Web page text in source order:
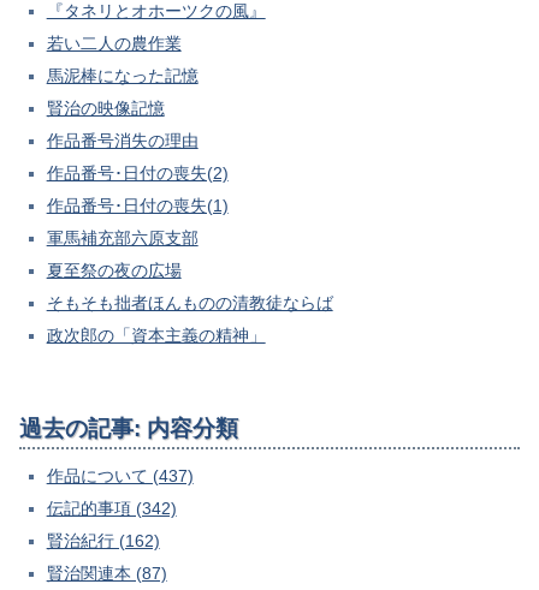
『タネリとオホーツクの風』
若い二人の農作業
馬泥棒になった記憶
賢治の映像記憶
作品番号消失の理由
作品番号･日付の喪失(2)
作品番号･日付の喪失(1)
軍馬補充部六原支部
夏至祭の夜の広場
そもそも拙者ほんものの清教徒ならば
政次郎の「資本主義の精神」
過去の記事: 内容分類
作品について (437)
伝記的事項 (342)
賢治紀行 (162)
賢治関連本 (87)